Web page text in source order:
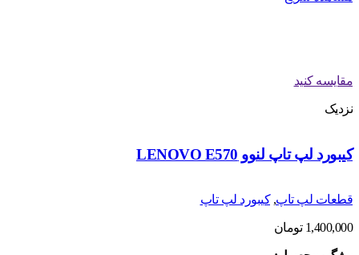
مقایسه کنید
نزدیک
کیبورد لپ تاپ لنوو LENOVO E570
قطعات لپ تاپ,کیبورد لپ تاپ
1,400,000 تومان